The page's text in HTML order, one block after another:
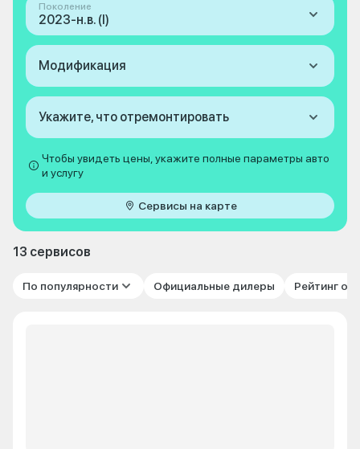
Поколение
2023-н.в. (I)
Модификация
Укажите, что отремонтировать
Чтобы увидеть цены, укажите полные параметры авто
и услугу
Сервисы на карте
13 сервисов
По популярности Официальные дилеры Рейтинг